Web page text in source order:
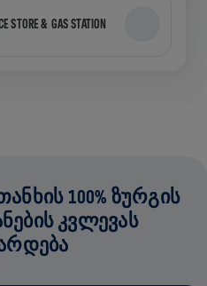
STORE & GAS STATION
100% ᲖᲣᲠᲒᲘᲡ
ᲙᲕᲚᲔᲕᲐᲡ